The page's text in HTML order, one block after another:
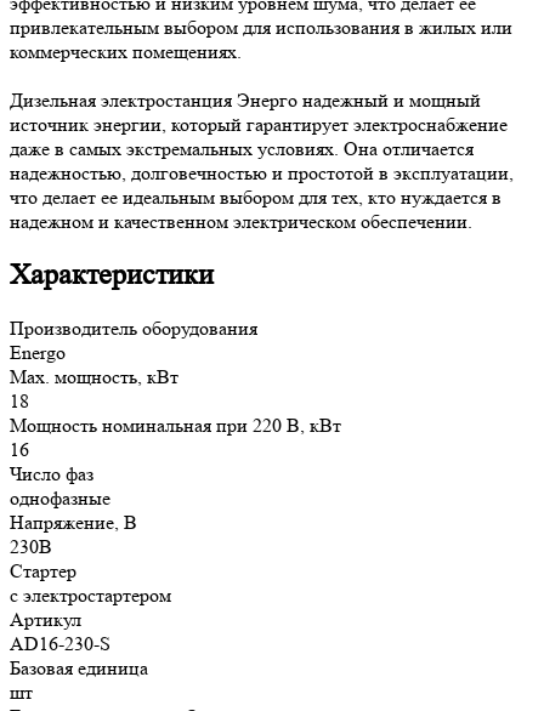
привлекательным выбором для использования в жилых или
коммерческих помещениях.
Дизельная электростанция Энерго надежный и мощный
источник энергии, который гарантирует электроснабжение
даже в самых экстремальных условиях. Она отличается
надежностью, долговечностью и простотой в эксплуатации,
что делает ее идеальным выбором для тех, кто нуждается в
надежном и качественном электрическом обеспечении.
Характеристики
Производитель оборудования
Energo
Max. мощность, кВт
18
Мощность номинальная при 220 В, кВт
16
Число фаз
однофазные
Напряжение, В
230В
Стартер
с электростартером
Артикул
AD16-230-S
Базовая единица
шт